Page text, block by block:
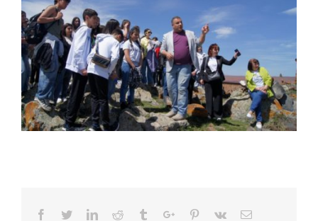
Facebook
TwitterLinkedinReddit TumblrGoogle+Pinterest
Vk Email